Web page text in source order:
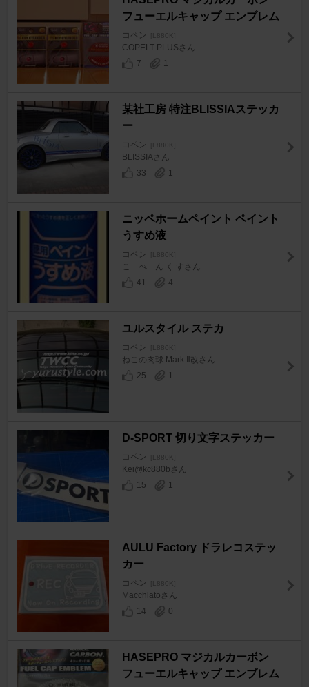
フューエルキャップ エンブレム
コペン [L880K]
COPELT PLUSさん
7
1
某社工房 特注BLISSIAステッカ
ー
コペン [L880K]
BLISSIAさん
33
1
ニッペホームペイント ペイント
うすめ液
コペン [L880K]
こ ぺ ん く すさん
41
4
ユルスタイル ステカ
コペン [L880K]
ねこの肉球 Mark Ⅱ改さん
25
1
D-SPORT 切り文字ステッカー
コペン [L880K]
Kei@kc880bさん
15
1
AULU Factory ドラレコステッ
カー
コペン [L880K]
Macchiatoさん
14
0
HASEPRO マジカルカーボン
フューエルキャップ エンブレム